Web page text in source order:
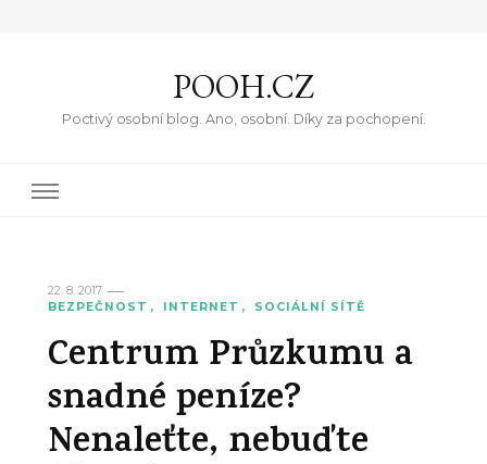
POOH.CZ
Poctivý osobní blog. Ano, osobní. Díky za pochopení.
22. 8. 2017
BEZPEČNOST
INTERNET SOCIÁLNÍ SÍTĚ
Centrum Průzkumu a
snadné peníze?
Nenaleťte, nebuďte